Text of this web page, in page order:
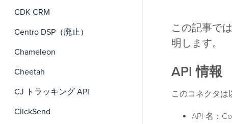
CDK CRM
Centro DSP（廃止）
Chameleon
Cheetah
CJ トラッキング API
ClickSend
この記事で
明します。
API 情報
このコネクタは
API 名：